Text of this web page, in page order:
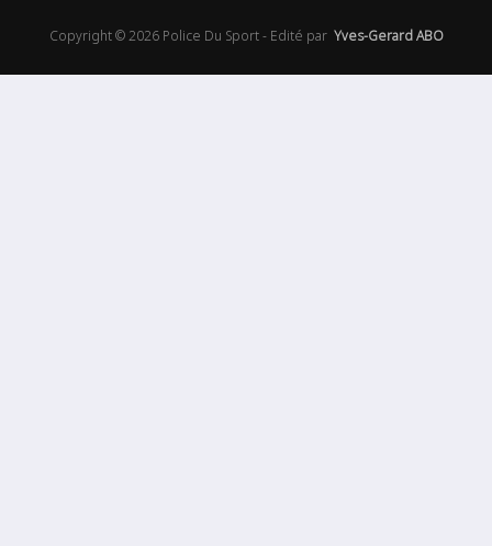
Copyright © 2026 Police Du Sport - Edité par Yves-Gerard ABO